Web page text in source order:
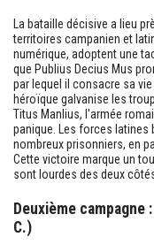
La bataille décisive a lieu
territoires campanien et
numérique, adoptent une
que Publius Decius Mus
par lequel il consacre sa
héroïque galvanise les
Titus Manlius, l'armée
panique. Les forces latines
nombreux prisonniers, en
Cette victoire marque un
sont lourdes des deux
Deuxième campagne
C.)